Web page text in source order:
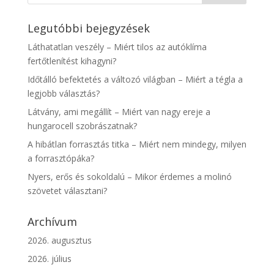
Legutóbbi bejegyzések
Láthatatlan veszély – Miért tilos az autóklíma
fertőtlenítést kihagyni?
Időtálló befektetés a változó világban – Miért a tégla a
legjobb választás?
Látvány, ami megállít – Miért van nagy ereje a
hungarocell szobrászatnak?
A hibátlan forrasztás titka – Miért nem mindegy, milyen
a forrasztópáka?
Nyers, erős és sokoldalú – Mikor érdemes a molinó
szövetet választani?
Archívum
2026. augusztus
2026. július